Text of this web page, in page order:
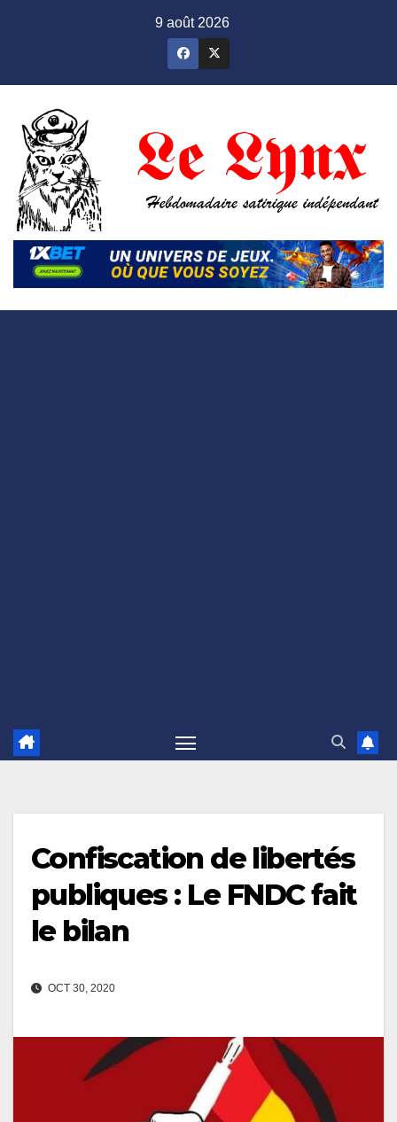
9 août 2026
Confiscation de libertés
publiques : Le FNDC fait
le bilan
OCT 30, 2020